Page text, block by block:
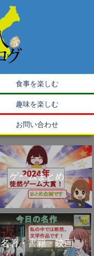
食事を楽しむ
趣味を楽しむ
お問い合わせ
ゲームまとめ
名著・書籍・映画